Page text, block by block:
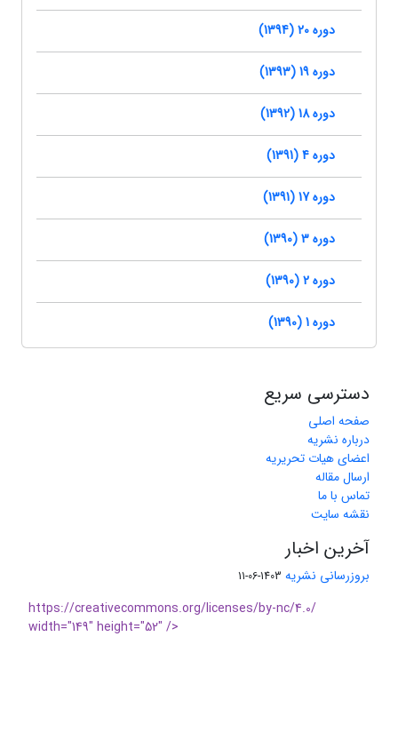
دوره 20 (1394)
دوره 19 (1393)
دوره 18 (1392)
دوره 4 (1391)
دوره 17 (1391)
دوره 3 (1390)
دوره 2 (1390)
دوره 1 (1390)
دسترسی سریع
صفحه اصلی
درباره نشریه
اعضای هیات تحریریه
ارسال مقاله
تماس با ما
نقشه سایت
آخرین اخبار
بروزرسانی نشریه 1403-06-11
https://creativecommons.org/licenses/by-nc/4.0/
width="149" height="52" />